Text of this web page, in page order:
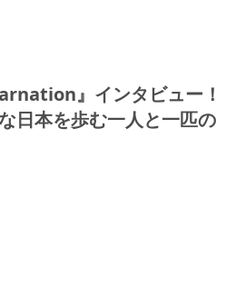
』インタビュー！
日本を歩む一人と一匹の